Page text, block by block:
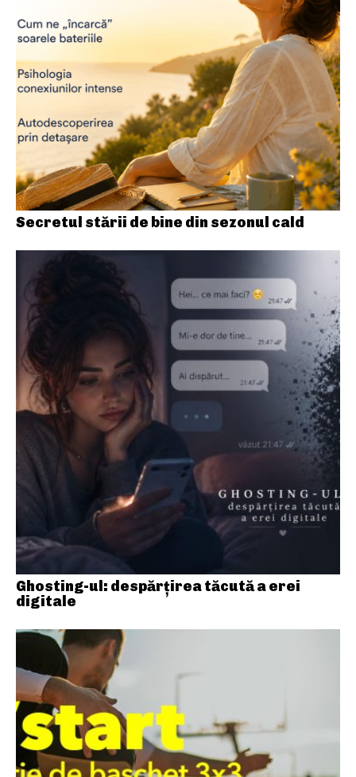
Secretul stării de bine din sezonul cald
Ghosting-ul: despărțirea tăcută a erei
digitale